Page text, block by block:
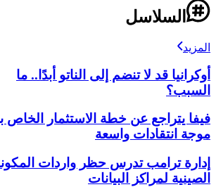
السلاسل
المزيد
أوكرانيا قد لا تنضم إلى الناتو أبدًا.. ما
السبب؟
فيفا يتراجع عن خطة الاستثمار الخاص
موجة انتقادات واسعة
إدارة ترامب تدرس حظر واردات
الصينية لمراكز البيانات